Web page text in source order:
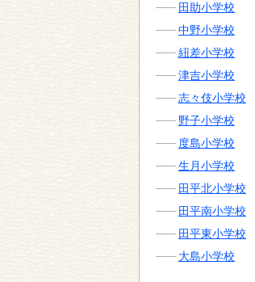
田助小学校
中野小学校
紐差小学校
津吉小学校
志々伎小学校
野子小学校
度島小学校
生月小学校
田平北小学校
田平南小学校
田平東小学校
大島小学校